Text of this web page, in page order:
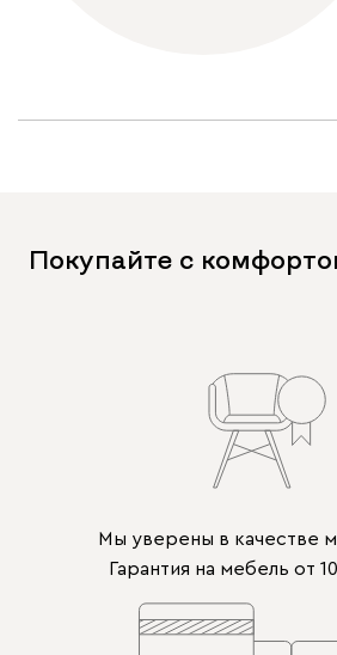
Покупайте с
Мы уверены в качестве
Гарантия на мебель от